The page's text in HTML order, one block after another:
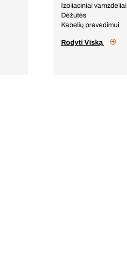
Izoliaciniai vamzdeliai
Dėžutės
Kabelių pravedimui
Rodyti Viską